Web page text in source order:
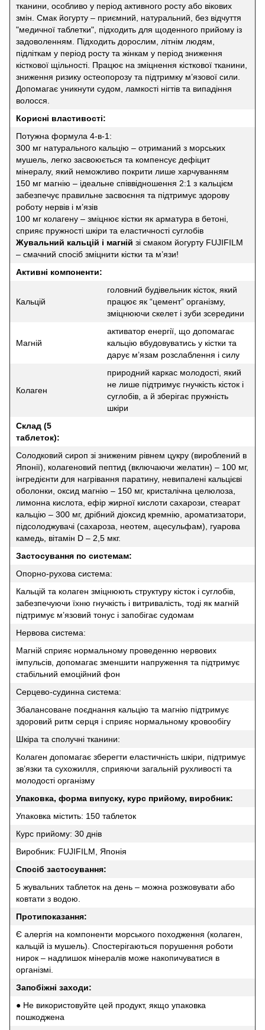
тканини, особливо у період активного росту або вікових
змін. Смак йогурту – приємний, натуральний, без відчуття
"медичної таблетки", підходить для щоденного прийому із
задоволенням. Підходить дорослим, літнім людям,
підліткам у період росту та жінкам у період зниження
кісткової щільності. Працює на зміцнення кісткової тканини,
зниження ризику остеопорозу та підтримку м’язової сили.
Допомагає уникнути судом, ламкості нігтів та випадіння
волосся.
Корисні властивості:
Потужна формула 4-в-1:
300 мг натурального кальцію – отриманий з морських
мушель, легко засвоюється та компенсує дефіцит
мінералу, який неможливо покрити лише харчуванням
150 мг магнію – ідеальне співвідношення 2:1 з кальцієм
забезпечує правильне засвоєння та підтримує здорову
роботу нервів і м’язів
100 мг колагену – зміцнює кістки як арматура в бетоні,
сприяє пружності шкіри та еластичності суглобів
Жувальний кальцій і магній зі смаком йогурту FUJIFILM
– смачний спосіб зміцнити кістки та м’язи!
Активні компоненти:
Кальцій
головний будівельник кісток, який
працює як “цемент” організму,
зміцнюючи скелет і зуби зсередини
Магній
активатор енергії, що допомагає
кальцію вбудовуватись у кістки та
дарує м’язам розслаблення і силу
Колаген
природний каркас молодості, який
не лише підтримує гнучкість кісток і
суглобів, а й зберігає пружність
шкіри
Склад (5
таблеток):
Cолодковий сироп зі зниженим рівнем цукру (вироблений в
Японії), колагеновий пептид (включаючи желатин) – 100 мг,
інгредієнти для нагрівання паратину, невипалені кальцієві
оболонки, оксид магнію – 150 мг, кристалічна целюлоза,
лимонна кислота, ефір жирної кислоти сахарози, стеарат
кальцію – 300 мг, дрібний діоксид кремнію, ароматизатори,
підсолоджувачі (сахароза, неотем, ацесульфам), гуарова
камедь, вітамін D – 2,5 мкг.
Застосування по системам:
Опорно-рухова система:
Кальцій та колаген зміцнюють структуру кісток і суглобів,
забезпечуючи їхню гнучкість і витривалість, тоді як магній
підтримує м’язовий тонус і запобігає судомам
Нервова система:
Магній сприяє нормальному проведенню нервових
імпульсів, допомагає зменшити напруження та підтримує
стабільний емоційний фон
Серцево-судинна система:
Збалансоване поєднання кальцію та магнію підтримує
здоровий ритм серця і сприяє нормальному кровообігу
Шкіра та сполучні тканини:
Колаген допомагає зберегти еластичність шкіри, підтримує
зв’язки та сухожилля, сприяючи загальній рухливості та
молодості організму
Упаковка, форма випуску, курс прийому, виробник:
Упаковка містить: 150 таблеток
Курс прийому: 30 днів
Виробник: FUJIFILM, Японія
Спосіб застосування:
5 жувальних таблеток на день – можна розжовувати або
ковтати з водою.
Протипоказання:
Є алергія на компоненти морського походження (колаген,
кальцій із мушель). Спостерігаються порушення роботи
нирок – надлишок мінералів може накопичуватися в
організмі.
Запобіжні заходи:
● Не використовуйте цей продукт, якщо упаковка
пошкоджена